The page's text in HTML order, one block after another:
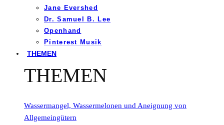
Jane Evershed
Dr. Samuel B. Lee
Openhand
Pinterest Musik
THEMEN
THEMEN
Wassermangel, Wassermelonen und Aneignung von
Allgemeingütern